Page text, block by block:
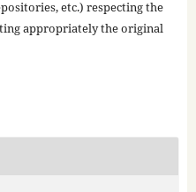
etc.) respecting the
appropriately the original